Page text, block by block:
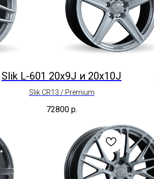
Slik L-601 20x9J и 20x10J
Slik CR13 / Premium
72800 р.